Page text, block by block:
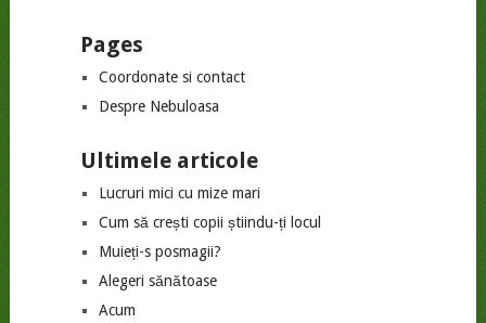
Pages
Coordonate si contact
Despre Nebuloasa
Ultimele articole
Lucruri mici cu mize mari
Cum să crești copii știindu-ți locul
Muieți-s posmagii?
Alegeri sănătoase
Acum